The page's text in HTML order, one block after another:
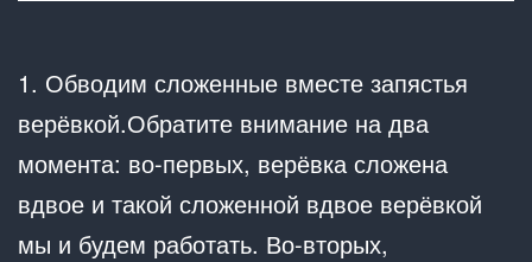
1. Обводим сложенные вместе запястья
верёвкой.Обратите внимание на два
момента: во-первых, верёвка сложена
вдвое и такой сложенной вдвое верёвкой
мы и будем работать. Во-вторых,